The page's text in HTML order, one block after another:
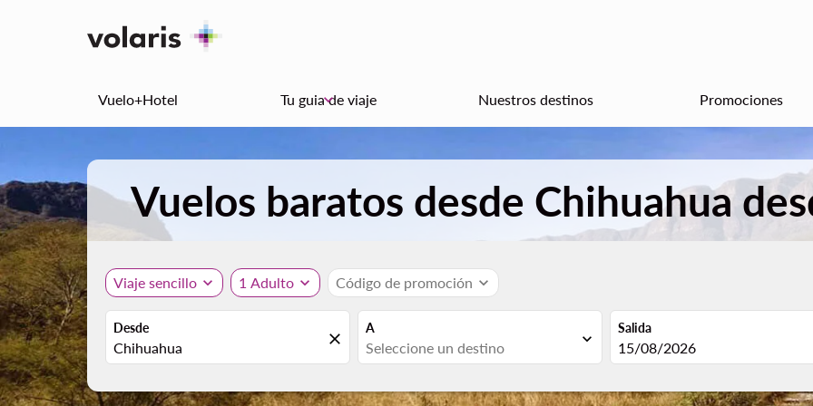
Vuelo+Hotel Tu guia de viaje
keyboard_arrow_down Nuestros destinos Promociones
Vuelos baratos desde Chihuahua
Viaje sencillo expand_more 1 Adulto expand_more Código de promoción expand_more
Desde
close
A
expand_more
Salida
fc-booking-departure-date-
15/08/2026